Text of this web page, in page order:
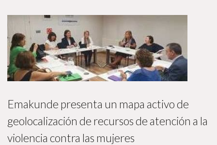
Emakunde presenta un mapa activo de
geolocalización de recursos de atención a la
violencia contra las mujeres